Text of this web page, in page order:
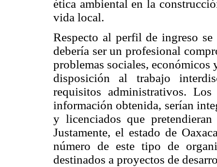
ética ambiental en la
vida local.
Respecto al perfil de ingreso
debería ser un profesional
problemas sociales,
disposición al trabajo
requisitos administrativos.
información obtenida, serían
y licenciados que
Justamente, el estado de
número de este tipo de
destinados a proyectos de